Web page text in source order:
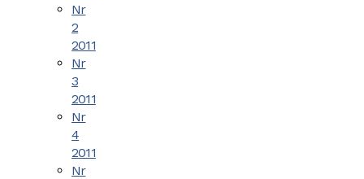
Nr
2
2011
Nr
3
2011
Nr
4
2011
Nr